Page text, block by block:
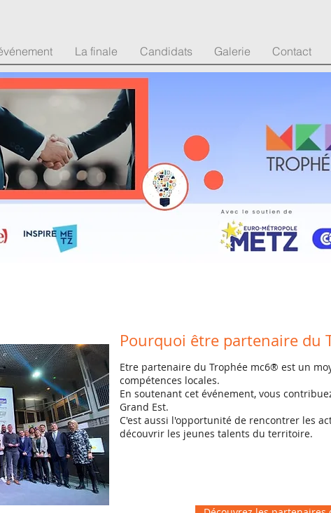
La finale Candidats Galerie Contact
Pourquoi être partenaire du
Etre partenaire du Trophée mc6® est un
compétences locales.
En soutenant cet événement, vous
Grand Est.
C'est aussi l'opportunité de rencontrer les
découvrir les jeunes talents du territoire.